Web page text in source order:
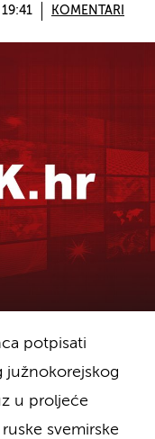
KOMENTARI
potpisati
južnokorejskog
u proljeće
svemirske